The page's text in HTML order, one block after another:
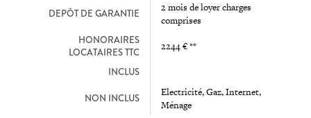
DEPÔT DE GARANTIE
2 mois de loyer charges
comprises
HONORAIRES
LOCATAIRES TTC
2244 € **
INCLUS
NON INCLUS
Electricité, Gaz, Internet,
Ménage